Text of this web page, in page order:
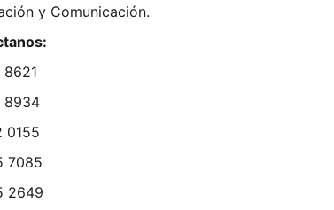
y Comunicación.
8934
7085
2649